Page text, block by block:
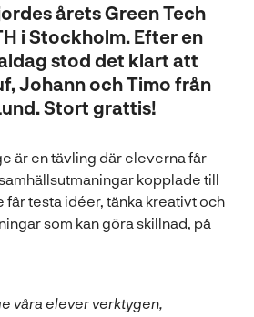
årets Green Tech
i Stockholm. Efter en
stod det klart att
Johann och Timo från
Stort grattis!
är en tävling där eleverna får
kopplade till
får testa idéer, tänka kreativt och
som kan göra skillnad, på
våra elever verktygen,